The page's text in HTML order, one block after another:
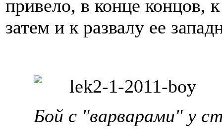
привело, в конце концов,
затем и к развалу ее
Бой с "варварами" у